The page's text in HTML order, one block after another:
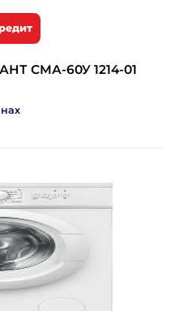
СМА-60У 1214-01